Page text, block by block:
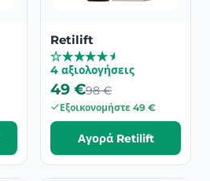
Retilift
★★
★★
★★
★★
★★
4 αξιολογήσεις
49 €98 €
Εξοικονομήστε 49 €
Αγορά Retilift